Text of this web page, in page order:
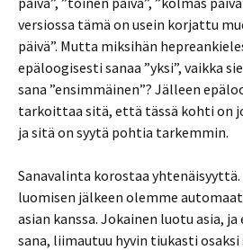
versiossa tämä on usein korjattu
päivä”. Mutta miksihän
epäloogisesti sanaa ”yksi”, vaikka
sana ”ensimmäinen”? Jälleen
tarkoittaa sitä, että tässä kohti on
ja sitä on syytä pohtia tarkemmin.
Sanavalinta korostaa yhtenäisyyttä.
luomisen jälkeen olemme
asian kanssa. Jokainen luotu asia,
sana, liimautuu hyvin tiukasti osaksi